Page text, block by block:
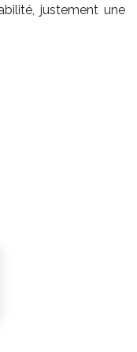
justement une